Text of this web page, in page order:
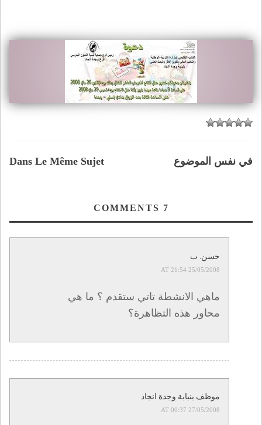
Dans Le Même Sujet في نفس الموضوع
7
حسن. ب
25/05/2008 AT 21:54
ماهي الانشطة تاتي ستقدم ؟ ما هي
محاور هذه التظاهرة؟
موظف بنبابة وجدة انجاد
27/05/2008 AT 00:37